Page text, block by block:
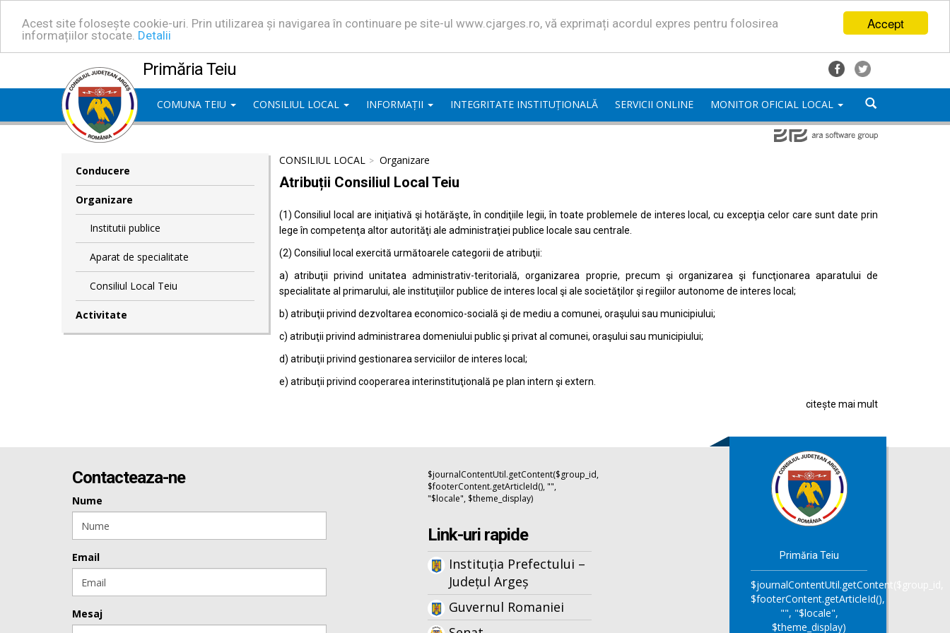
Accept
Acest site folosește cookie-uri. Prin utilizarea și navigarea în continuare pe site-ul www.cjarges.ro, vă exprimați acordul expres pentru folosirea
informațiilor stocate. Detalii
Primăria Teiu
COMUNA TEIU CONSILIUL LOCAL INFORMAȚII INTEGRITATE INSTITUȚIONALĂ SERVICII ONLINE MONITOR OFICIAL LOCAL
Conducere
Organizare
Institutii publice
Aparat de specialitate
Consiliul Local Teiu
Activitate
CONSILIUL LOCAL Organizare
Atribuții Consiliul Local Teiu
(1) Consiliul local are iniţiativă şi hotărăşte, în condiţiile legii, în toate problemele de interes local, cu excepţia celor care sunt date prin
lege în competenţa altor autorităţi ale administraţiei publice locale sau centrale.
(2) Consiliul local exercită următoarele categorii de atribuţii:
a) atribuţii privind unitatea administrativ-teritorială, organizarea proprie, precum şi organizarea şi funcţionarea aparatului de
specialitate al primarului, ale instituţiilor publice de interes local şi ale societăţilor şi regiilor autonome de interes local;
b) atribuţii privind dezvoltarea economico-socială şi de mediu a comunei, oraşului sau municipiului;
c) atribuţii privind administrarea domeniului public şi privat al comunei, oraşului sau municipiului;
d) atribuţii privind gestionarea serviciilor de interes local;
e) atribuţii privind cooperarea interinstituţională pe plan intern şi extern.
citește mai mult
Contacteaza-ne
Nume
Email
Mesaj
$journalContentUtil.getContent($group_id,
$footerContent.getArticleId(), "",
"$locale", $theme_display)
Link-uri rapide
Instituția Prefectului –
Județul Argeș
Guvernul Romaniei
Primăria Teiu
$journalContentUtil.getContent($group_id,
$footerContent.getArticleId(),
"", "$locale",
$theme_display)